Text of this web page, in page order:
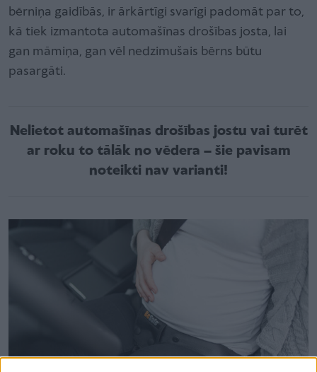
bērniņa gaidībās, ir ārkārtīgi svarīgi padomāt par to,
kā tiek izmantota automašīnas drošības josta, lai
gan māmiņa, gan vēl nedzimušais bērns būtu
pasargāti.
Nelietot automašīnas drošības jostu vai turēt
ar roku to tālāk no vēdera – šie pavisam
noteikti nav varianti!